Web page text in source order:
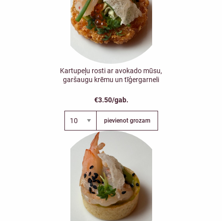
Kartupeļu rosti ar avokado mūsu,
garšaugu krēmu un tīģergarneli
€3.50/gab.
pievienot grozam